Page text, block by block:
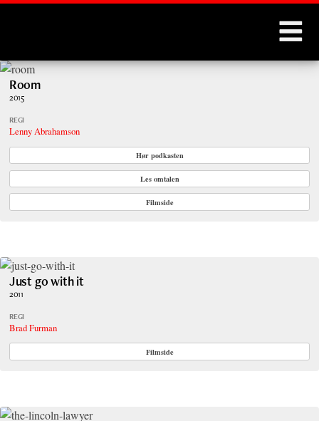
Room
2015
REGI
Lenny Abrahamson
Hør podkasten
Les omtalen
Filmside
Just go with it
2011
REGI
Brad Furman
Filmside